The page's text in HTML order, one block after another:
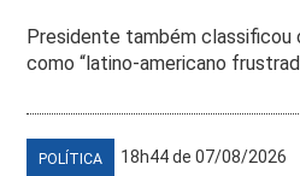
Presidente também classificou
como “latino-americano
POLÍTICA 18h44 de 07/08/2026